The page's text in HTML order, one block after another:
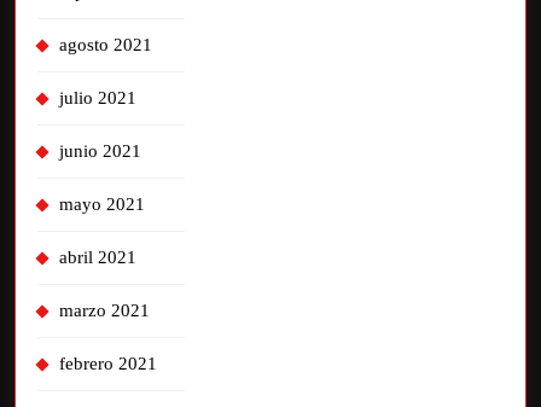
agosto 2021
julio 2021
junio 2021
mayo 2021
abril 2021
marzo 2021
febrero 2021